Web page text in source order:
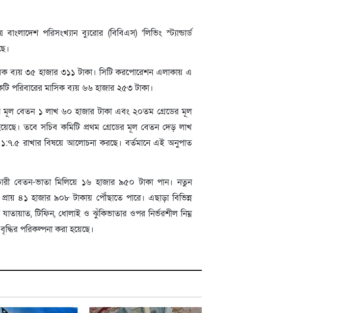
পরিসংখ্যান ব্যুরোর (বিবিএস) ‘লিভিং স্ট্যান্ডার্ড
ব্যয় ৩৫ হাজার ৩১১ টাকা। সিটি করপোরেশন এলাকায় এ
পরিবারের মাসিক ব্যয় ৬৬ হাজার ২৫৩ টাকা।
মূল বেতন ১ লাখ ৬০ হাজার টাকা এবং ২০তম গ্রেডের মূল
তবে সচিব কমিটি প্রথম গ্রেডের মূল বেতন দেড় লাখ
১:৭.৫ রাখার বিষয়ে আলোচনা করছে। বর্তমানে এই অনুপাত
বেতন-ভাতা মিলিয়ে ১৬ হাজার ৯৫০ টাকা পান। নতুন
৪১ হাজার ৯০৮ টাকায় পৌঁছাতে পারে। এছাড়া বিভিন্ন
যাতায়াত, টিফিন, ধোলাই ও ঝুঁকিভাতার ওপর নির্ভরশীল নিম্ন
পরিকল্পনা করা হয়েছে।